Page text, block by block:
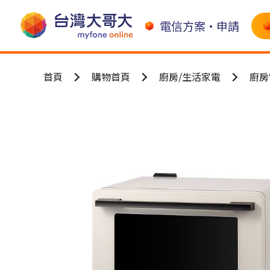
電信方案•申請
首頁 購物首頁 廚房/生活家電 廚